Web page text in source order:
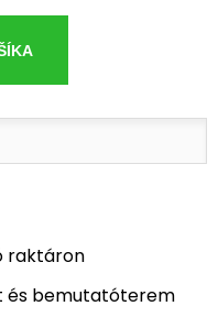
raktáron
és bemutatóterem